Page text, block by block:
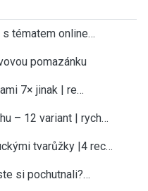
tématem online…
pomazánku
7× jinak | re…
– 12 variant | rych…
tvarůžky |4 rec…
si pochutnali?…